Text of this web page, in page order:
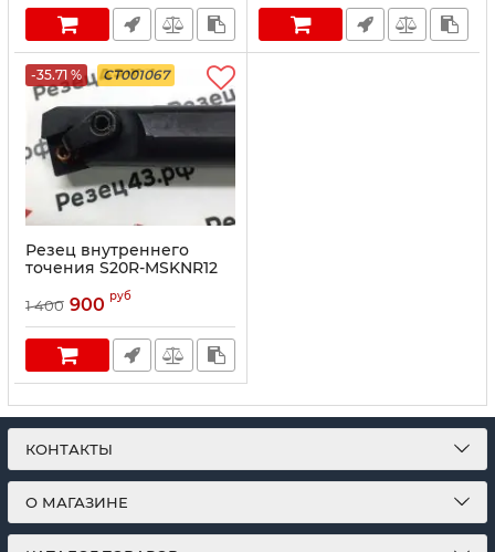
-35.71 % CT001067
Резец внутреннего
точения S20R-MSKNR12
1 400 900 руб
КОНТАКТЫ
О МАГАЗИНЕ